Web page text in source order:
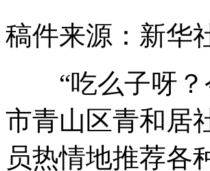
稿件来源：新华
“吃么子呀？
市青山区青和居
员热情地推荐各